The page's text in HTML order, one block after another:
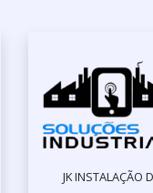
JK INSTALAÇÃO